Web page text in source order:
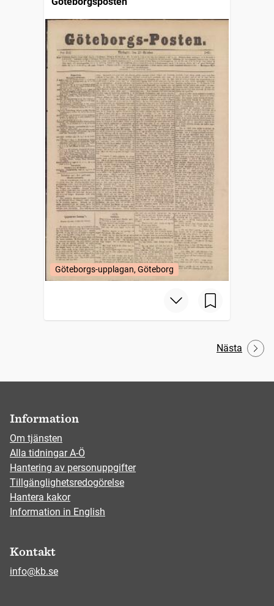
Göteborgs-upplagan, Göteborg
Nästa
Information
Om tjänsten
Alla tidningar A-Ö
Hantering av personuppgifter
Tillgänglighetsredogörelse
Hantera kakor
Information in English
Kontakt
info@kb.se